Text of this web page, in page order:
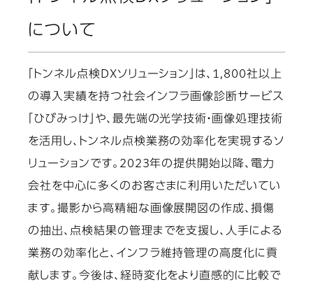
について
「トンネル点検DXソリューション」は、1,800社以上
の導入実績を持つ社会インフラ画像診断サービス
「ひびみっけ」や、最先端の光学技術・画像処理技術
を活用し、トンネル点検業務の効率化を実現するソ
リューションです。2023年の提供開始以降、電力
会社を中心に多くのお客さまに利用いただいてい
ます。撮影から高精細な画像展開図の作成、損傷
の抽出、点検結果の管理までを支援し、人手による
業務の効率化と、インフラ維持管理の高度化に貢
献します。今後は、経時変化をより直感的に比較で